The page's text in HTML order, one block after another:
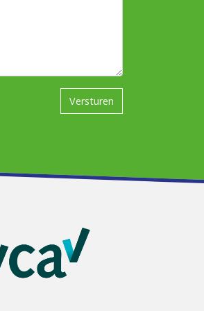
Versturen